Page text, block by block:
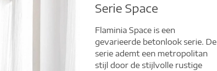
Serie Space
Flaminia Space is een
gevarieerde betonlook serie. De
serie ademt een metropolitan
stijl door de stijlvolle rustige